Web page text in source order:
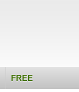
FREE